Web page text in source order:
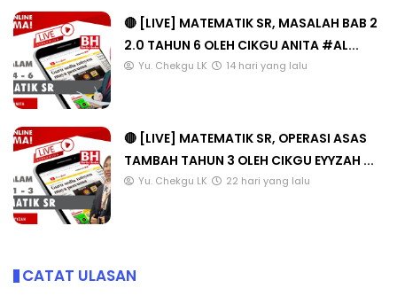
🔴 [LIVE] MATEMATIK SR, MASALAH BAB 2
2.0 TAHUN 6 OLEH CIKGU ANITA #AL...
Yu. Chekgu LK 14 hari yang lalu
🔴 [LIVE] MATEMATIK SR, OPERASI ASAS
TAMBAH TAHUN 3 OLEH CIKGU EYYZAH ...
Yu. Chekgu LK 22 hari yang lalu
CATAT ULASAN